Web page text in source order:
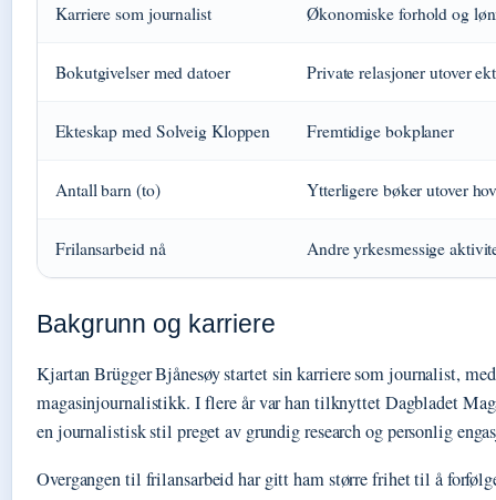
Karriere som journalist Økonomiske forhold og
Bokutgivelser med datoer Private relasjoner utover
Ekteskap med Solveig Kloppen Fremtidige bokplaner
Antall barn (to) Ytterligere bøker utover
Frilansarbeid nå Andre yrkesmessige
Bakgrunn og karriere
Kjartan Brügger Bjånesøy startet sin karriere som journalist,
magasinjournalistikk. I flere år var han tilknyttet Dagbladet
en journalistisk stil preget av grundig research og personlig
Overgangen til frilansarbeid har gitt ham større frihet til å